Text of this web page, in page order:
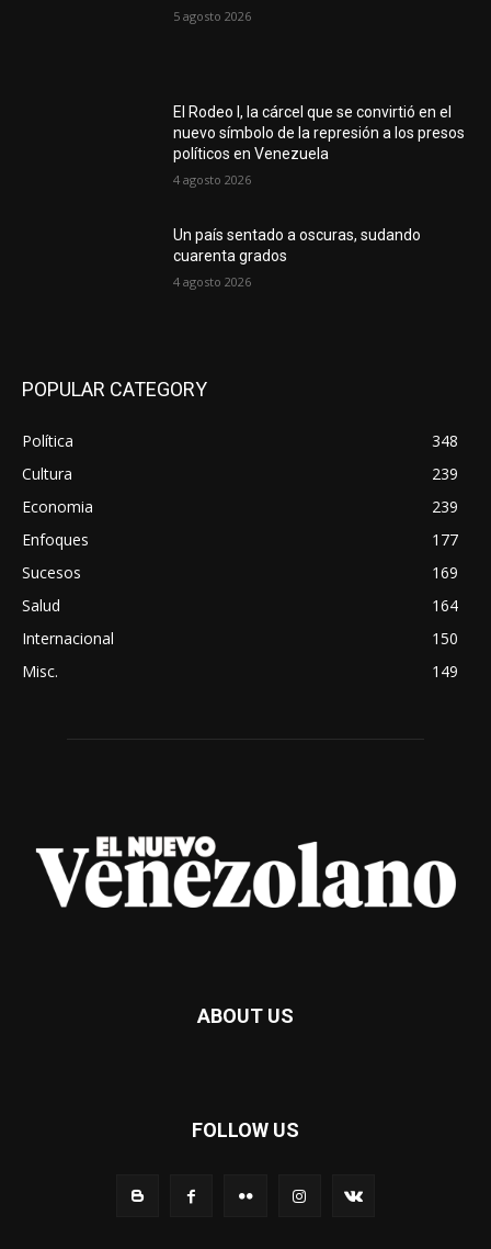
5 agosto 2026
El Rodeo I, la cárcel que se convirtió en el
nuevo símbolo de la represión a los presos
políticos en Venezuela
4 agosto 2026
Un país sentado a oscuras, sudando
cuarenta grados
4 agosto 2026
POPULAR CATEGORY
Política
348
Cultura
239
Economia
239
Enfoques
177
Sucesos
169
Salud
164
Internacional
150
Misc.
149
ABOUT US
FOLLOW US